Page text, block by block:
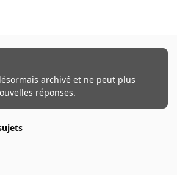
archivé et ne peut plus
réponses.